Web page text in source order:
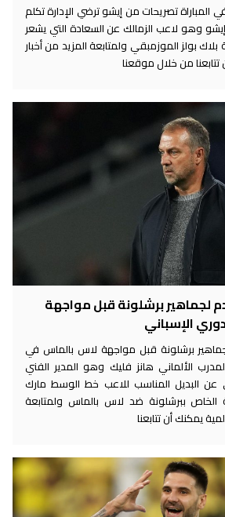
المباراة تصريحات من إيشو ترضي الإدارة تكلم
وهو لاعب الزمالك عن السعادة التي يشعر
بولز الموزمبقي ولمتابعة المزيد من أخبار
من خلال موقعنا
لجماهير برشلونة قبل مواجهة
الإسباني
برشلونة قبل مواجهة لاس بالماس في
الألماني هانز فليك وهو المدير الفني
عن البديل المناسب للاعب خط الوسط مارك
الخاص ببرشلونة ضد لاس بالماس ولمتابعة
يمكنك أن تتابعنا